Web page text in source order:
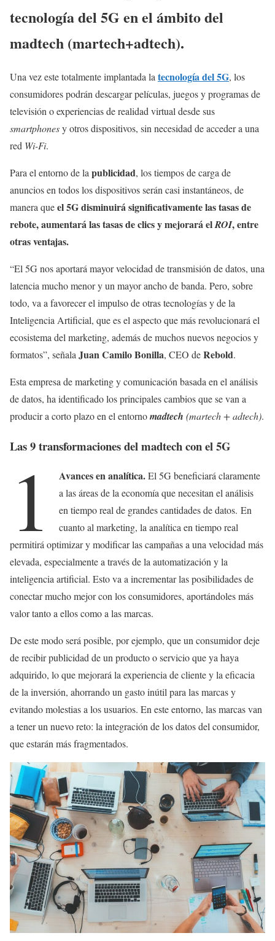
tecnología del 5G en el ámbito del
madtech (martech+adtech).
Una vez este totalmente implantada la tecnología del 5G, los
consumidores podrán descargar películas, juegos y programas de
televisión o experiencias de realidad virtual desde sus
smartphonesy otros dispositivos, sin necesidad de acceder a una
red Wi-Fi.
Para el entorno de la publicidad, los tiempos de carga de
anuncios en todos los dispositivos serán casi instantáneos, de
manera queel 5G disminuirá significativamente las tasas de
rebote, aumentará las tasas de clics y mejorará elROI, entre
otras ventajas.
“El 5G nos aportará mayor velocidad de transmisión de datos, una
latencia mucho menor y un mayor ancho de banda. Pero, sobre
todo, va a favorecer el impulso de otras tecnologías y de la
Inteligencia Artificial, que es el aspecto que más revolucionará el
ecosistema del marketing, además de muchos nuevos negocios y
formatos”, señala Juan Camilo Bonilla, CEO deRebold.
Esta empresa de marketing y comunicación basada en el análisis
de datos, ha identificado los principales cambios que se van a
producir a corto plazo en el entornomadtech (martech + adtech).
Las 9 transformaciones del madtech con el 5G
1 Avances en analítica.El 5G beneficiará claramente
a las áreas de la economía que necesitan el análisis
en tiempo real de grandes cantidades de datos. En
cuanto al marketing, la analítica en tiempo real
permitirá optimizar y modificar las campañas a una velocidad más
elevada, especialmente a través de la automatización y la
inteligencia artificial. Esto va a incrementar las posibilidades de
conectar mucho mejor con los consumidores, aportándoles más
valor tanto a ellos como a las marcas.
De este modo será posible, por ejemplo, que un consumidor deje
de recibir publicidad de un producto o servicio que ya haya
adquirido, lo que mejorará la experiencia de cliente y la eficacia
de la inversión, ahorrando un gasto inútil para las marcas y
evitando molestias a los usuarios. En este entorno, las marcas van
a tener un nuevo reto: la integración de los datos del consumidor,
que estarán más fragmentados.